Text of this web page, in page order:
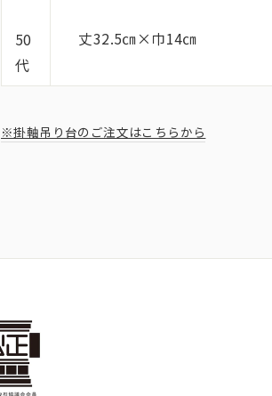
50
代
丈32.5㎝×巾14㎝
※掛軸吊り台のご注文はこちらから